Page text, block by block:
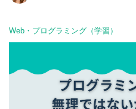
Web・プログラミング（学習）